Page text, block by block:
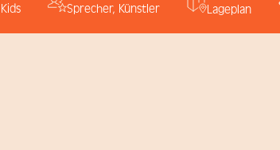
Kids Sprecher, Künstler Lageplan